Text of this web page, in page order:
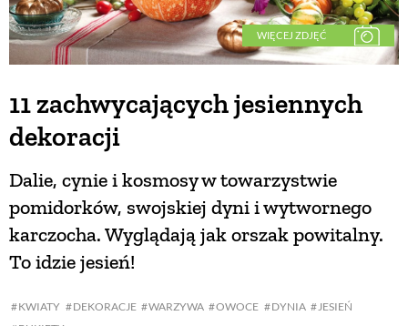
WIĘCEJ ZDJĘĆ
11 zachwycających jesiennych
dekoracji
KWIATY DEKORACJE WARZYWA OWOCE DYNIA
JESIEŃ
Dalie, cynie i kosmosy w towarzystwie
pomidorków, swojskiej dyni i wytwornego
karczocha. Wyglądają jak orszak powitalny.
To idzie jesień!